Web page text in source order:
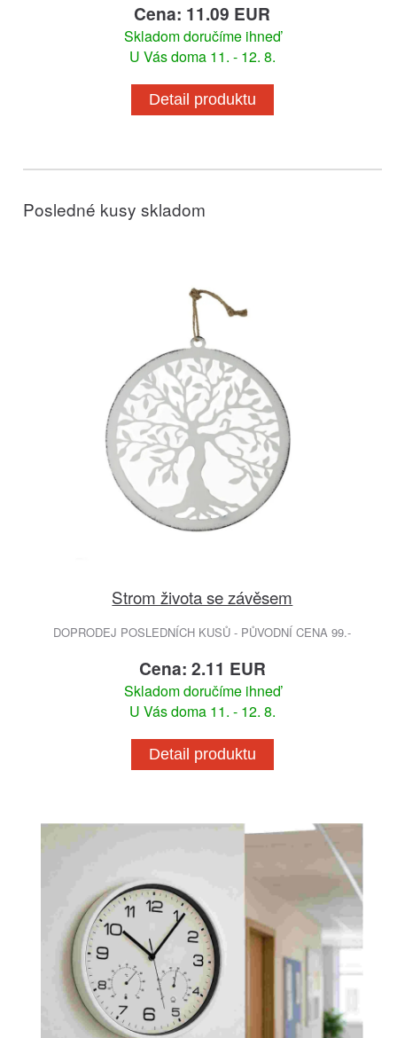
Cena: 11.09 EUR
Skladom doručíme ihneď
U Vás doma 11. - 12. 8.
Detail produktu
Posledné kusy skladom
Strom života se závěsem
DOPRODEJ POSLEDNÍCH KUSŮ - PŮVODNÍ CENA 99.-
Cena: 2.11 EUR
Skladom doručíme ihneď
U Vás doma 11. - 12. 8.
Detail produktu